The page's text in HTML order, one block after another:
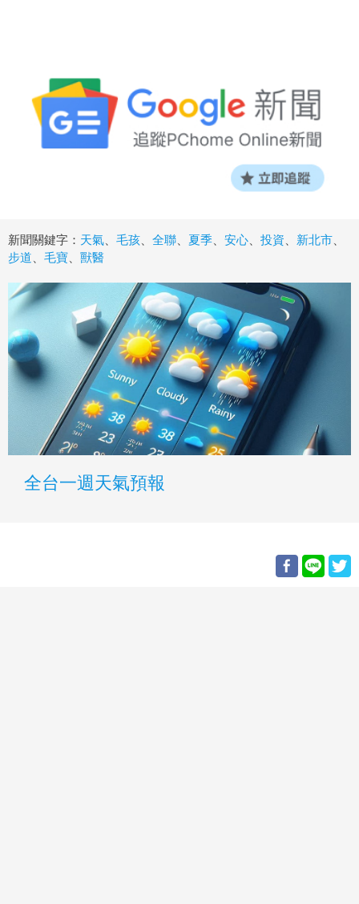
新聞關鍵字： 天氣 毛孩 全聯 夏季 安心 投資 新北市
步道
毛寶 獸醫
全台一週天氣預報